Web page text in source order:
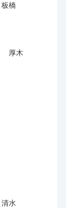
板橋
厚木
清水